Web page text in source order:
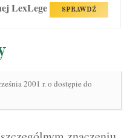
LexLege SPRAWDŹ
2001 r. o dostępie do